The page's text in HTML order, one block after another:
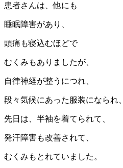
患者さんは、他にも
睡眠障害があり、
頭痛も寝込むほどで
むくみもありましたが、
自律神経が整うにつれ、
段々気候にあった服装になられ、
先日は、半袖を着てられて、
発汗障害も改善されて、
むくみもとれていました。